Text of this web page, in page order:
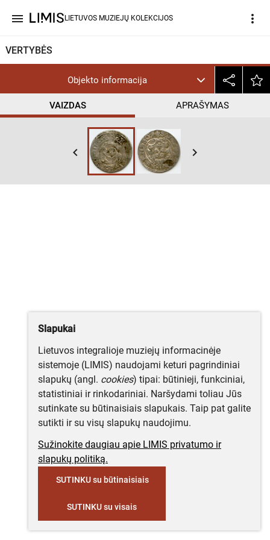
menu LIETUVOS MUZIEJŲ KOLEKCIJOS more_vert
VERTYBĖS
Objekto informacija
VAIZDAS APRAŠYMAS
keyboard_arrow_left keyboard_arrow_right
Slapukai
Lietuvos integralioje muziejų informacinėje
sistemoje (LIMIS) naudojami keturi pagrindiniai
slapukų (angl. cookies) tipai: būtinieji, funkciniai,
statistiniai ir rinkodariniai. Naršydami toliau Jūs
sutinkate su būtinaisiais slapukais. Taip pat galite
sutikti ir su visų slapukų naudojimu.
Sužinokite daugiau apie LIMIS privatumo ir
slapukų politiką.
SUTINKU su būtinaisiais
SUTINKU su visais